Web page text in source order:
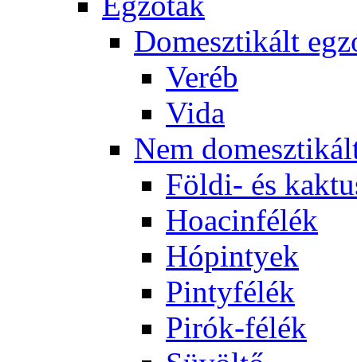
Domesztikált
Veréb
Vida
Nem
Földi- és
Hoacinfélék
Hópintyek
Pintyfélék
Pirók-félék